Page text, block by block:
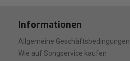
Informationen
Allgemeine Geschäftsbedingungen
Wie auf Songservice kaufen